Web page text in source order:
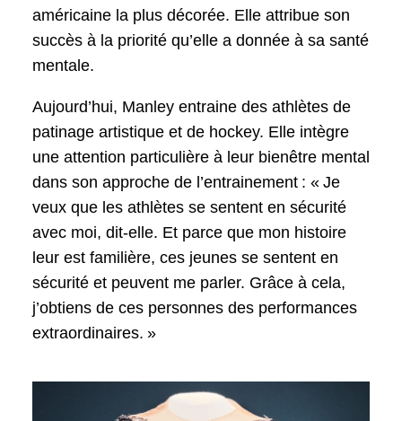
américaine la plus décorée. Elle attribue son
succès à la priorité qu’elle a donnée à sa santé
mentale.
Aujourd’hui, Manley entraine des athlètes de
patinage artistique et de hockey. Elle intègre
une attention particulière à leur bienêtre mental
dans son approche de l’entrainement : « Je
veux que les athlètes se sentent en sécurité
avec moi, dit-elle. Et parce que mon histoire
leur est familière, ces jeunes se sentent en
sécurité et peuvent me parler. Grâce à cela,
j’obtiens de ces personnes des performances
extraordinaires. »